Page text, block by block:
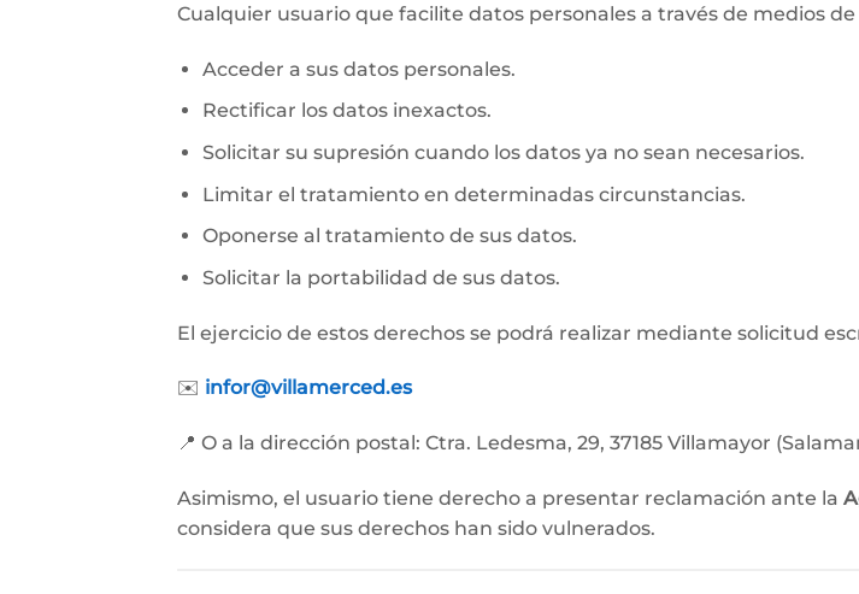
Cualquier usuario que facilite datos personales a través de medios
Acceder a sus datos personales.
Rectificar los datos inexactos.
Solicitar su supresión cuando los datos ya no sean necesarios.
Limitar el tratamiento en determinadas circunstancias.
Oponerse al tratamiento de sus datos.
Solicitar la portabilidad de sus datos.
El ejercicio de estos derechos se podrá realizar mediante solicitud
✉️ infor@villamerced.es
📍 O a la dirección postal: Ctra. Ledesma, 29, 37185 Villamayor
Asimismo, el usuario tiene derecho a presentar reclamación ante la
considera que sus derechos han sido vulnerados.